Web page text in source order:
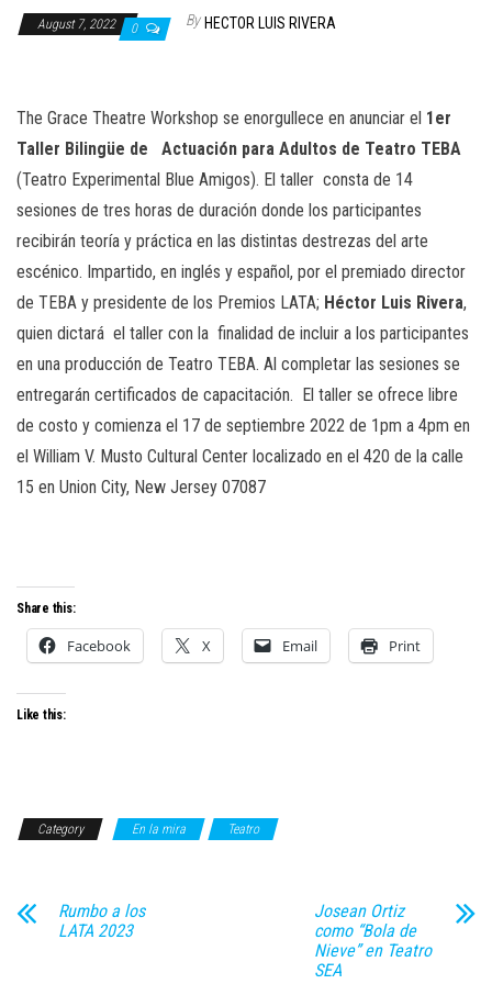
August 7, 2022 0 By HECTOR LUIS RIVERA
The Grace Theatre Workshop se enorgullece en anunciar el 1er
Taller Bilingüe de
Actuación para Adultos de Teatro TEBA
(Teatro Experimental Blue Amigos). El taller consta de 14
sesiones de tres horas de duración donde los participantes
recibirán teoría y práctica en las distintas destrezas del arte
escénico. Impartido, en inglés y español, por el premiado director
de TEBA y presidente de los Premios LATA; Héctor Luis Rivera,
quien dictará el taller con la finalidad de incluir a los participantes
en una producción de Teatro TEBA. Al completar las sesiones se
entregarán certificados de capacitación. El taller se ofrece libre
de costo y comienza el 17 de septiembre 2022 de 1pm a 4pm en
el William V. Musto Cultural Center localizado en el 420 de la calle
15 en Union City, New Jersey 07087
Share this:
Facebook X Email Print
Like this:
Category En la mira Teatro
Rumbo a los
LATA 2023
Josean Ortiz
como “Bola de
Nieve” en Teatro
SEA